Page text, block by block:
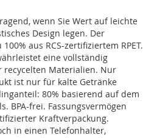
wenn Sie Wert auf leichte
Design legen. Der
aus RCS-zertifiziertem RPET.
eine vollständig
Materialien. Nur
ist nur für kalte Getränke
80% basierend auf dem
BPA-frei. Fassungsvermögen
Kraftverpackung.
in einen Telefonhalter,